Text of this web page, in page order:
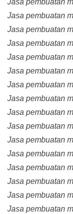
Jasa pembuatan
Jasa pembuatan
Jasa pembuatan
Jasa pembuatan
Jasa pembuatan
Jasa pembuatan
Jasa pembuatan
Jasa pembuatan
Jasa pembuatan
Jasa pembuatan
Jasa pembuatan
Jasa pembuatan
Jasa pembuatan
Jasa pembuatan
Jasa pembuatan
Jasa pembuatan